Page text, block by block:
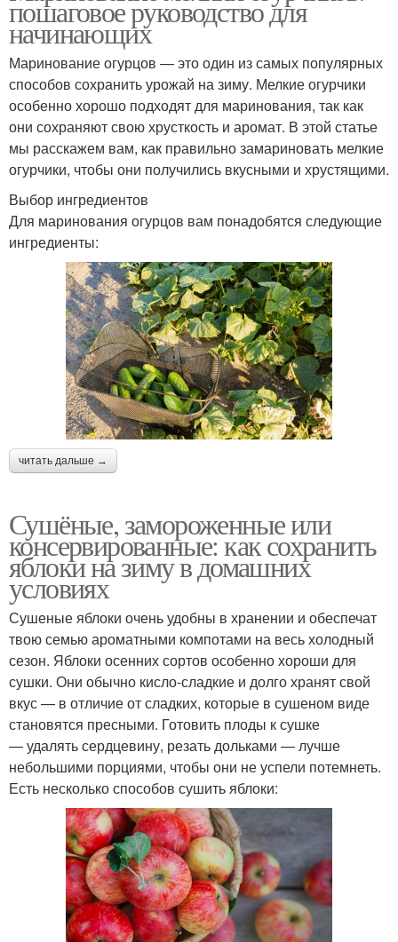
пошаговое руководство для
начинающих
Маринование огурцов — это один из самых популярных
способов сохранить урожай на зиму. Мелкие огурчики
особенно хорошо подходят для маринования, так как
они сохраняют свою хрусткость и аромат. В этой статье
мы расскажем вам, как правильно замариновать мелкие
огурчики, чтобы они получились вкусными и хрустящими.
Выбор ингредиентов
Для маринования огурцов вам понадобятся следующие
ингредиенты:
читать дальше →
Сушёные, замороженные или
консервированные: как сохранить
яблоки на зиму в домашних
условиях
Сушеные яблоки очень удобны в хранении и обеспечат
твою семью ароматными компотами на весь холодный
сезон. Яблоки осенних сортов особенно хороши для
сушки. Они обычно кисло-сладкие и долго хранят свой
вкус — в отличие от сладких, которые в сушеном виде
становятся пресными. Готовить плоды к сушке
— удалять сердцевину, резать дольками — лучше
небольшими порциями, чтобы они не успели потемнеть.
Есть несколько способов сушить яблоки: